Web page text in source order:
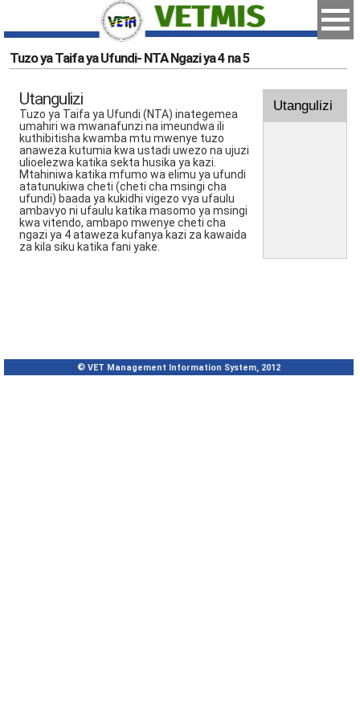
Tuzo ya Taifa ya Ufundi- NTA Ngazi ya 4 na 5
Utangulizi
Tuzo ya Taifa ya Ufundi (NTA) inategemea
umahiri wa mwanafunzi na imeundwa ili
kuthibitisha kwamba mtu mwenye tuzo
anaweza kutumia kwa ustadi uwezo na ujuzi
ulioelezwa katika sekta husika ya kazi.
Mtahiniwa katika mfumo wa elimu ya ufundi
atatunukiwa cheti (cheti cha msingi cha
ufundi) baada ya kukidhi vigezo vya ufaulu
ambavyo ni ufaulu katika masomo ya msingi
kwa vitendo, ambapo mwenye cheti cha
ngazi ya 4 ataweza kufanya kazi za kawaida
za kila siku katika fani yake.
Utangulizi
© VET Management Information System, 2012